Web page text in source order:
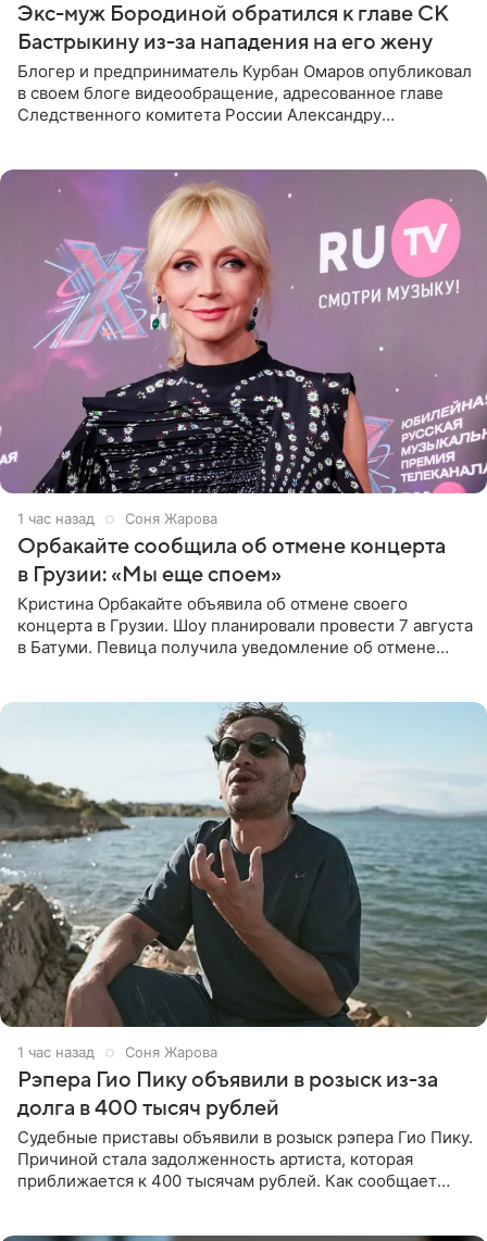
Экс-муж Бородиной обратился к главе СК
Бастрыкину из-за нападения на его жену
Блогер и предприниматель Курбан Омаров опубликовал
в своем блоге видеообращение, адресованное главе
Следственного комитета России Александру
1 час назад Соня Жарова
Орбакайте сообщила об отмене концерта
в Грузии: «Мы еще споем»
Кристина Орбакайте объявила об отмене своего
концерта в Грузии. Шоу планировали провести 7 августа
в Батуми. Певица получила уведомление об отмене
1 час назад Соня Жарова
Рэпера Гио Пику объявили в розыск из-за
долга в 400 тысяч рублей
Судебные приставы объявили в розыск рэпера Гио Пику.
Причиной стала задолженность артиста, которая
приближается к 400 тысячам рублей. Как сообщает